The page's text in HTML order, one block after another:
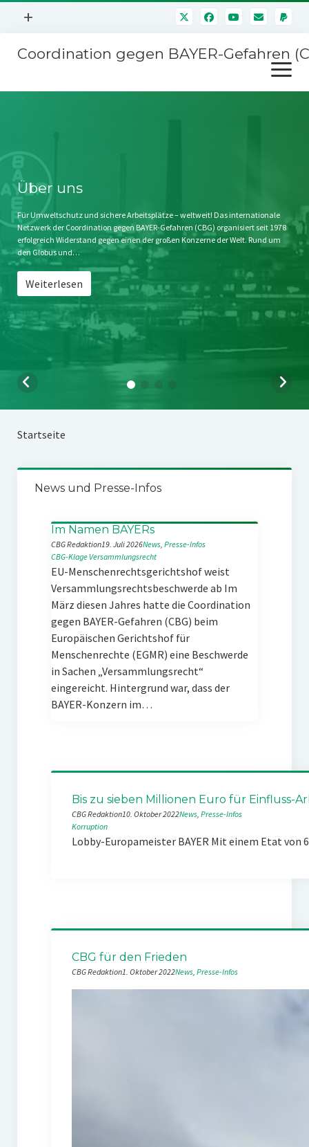
Menü
+
Mitmachen
Kontakt
Impressum
Störfälle
Coordination gegen BAYER-Gefahren
Menü
öffnen
Stichwort BAYER
Jahrestagung
SPENDEN
Über uns
Für Umweltschutz und sichere Arbeitsplätze – weltweit! Das internationale
Netzwerk der Coordination gegen BAYER-Gefahren (CBG) organisiert seit 1978
erfolgreich Widerstand gegen einen der großen Konzerne der Welt. Rund um
den Globus und…
Weiterlesen
Startseite
News und Presse-Infos
Im Namen BAYERs
CBG Redaktion19. Juli 2026News, Presse-Infos
CBG-Klage Versammlungsrecht
EU-Menschenrechtsgerichtshof weist
Versammlungsrechtsbeschwerde ab Im
März diesen Jahres hatte die Coordination
gegen BAYER-Gefahren (CBG) beim
Europäischen Gerichtshof für
Menschenrechte (EGMR) eine Beschwerde
in Sachen „Versammlungsrecht“
eingereicht. Hintergrund war, dass der
BAYER-Konzern im…
Bis zu sieben Millionen Euro für Einfluss-
CBG Redaktion10. Oktober 2022News, Presse-Infos
Korruption
Lobby-Europameister BAYER Mit einem Etat von
CBG für den Frieden
CBG Redaktion1. Oktober 2022News, Presse-Infos